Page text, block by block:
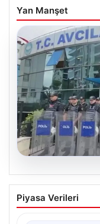
Yan Manşet
Avcılar
şüpheli
Piyasa Verileri